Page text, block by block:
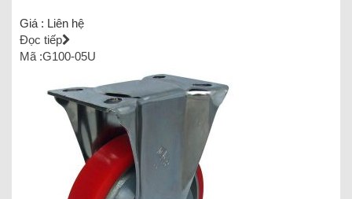
Giá : Liên hệ
Đọc tiếp
Mã :G100-05U